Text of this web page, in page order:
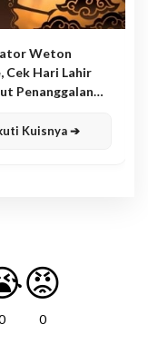
Weton
Cek Hari Lahir
Penanggalan
Kuisnya ➔
😡
0